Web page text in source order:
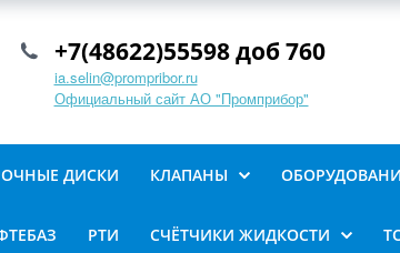
+7(48622)55598 доб 760
ia.selin@prompribor.ru
Официальный сайт АО "Промприбор"
ДИСКИ КЛАПАНЫ
РТИ СЧЁТЧИКИ ЖИДКОСТИ